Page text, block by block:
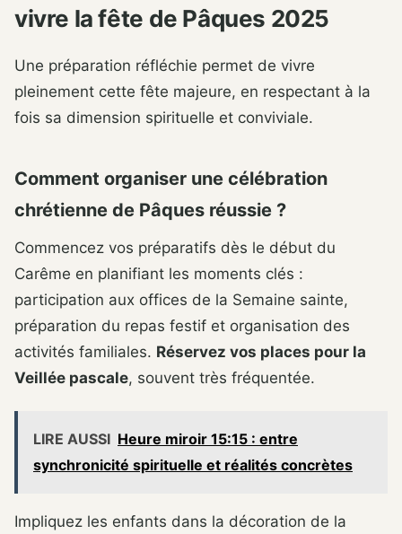
vivre la fête de Pâques 2025
Une préparation réfléchie permet de vivre
pleinement cette fête majeure, en respectant à la
fois sa dimension spirituelle et conviviale.
Comment organiser une célébration
chrétienne de Pâques réussie ?
Commencez vos préparatifs dès le début du
Carême en planifiant les moments clés :
participation aux offices de la Semaine sainte,
préparation du repas festif et organisation des
activités familiales. Réservez vos places pour la
Veillée pascale, souvent très fréquentée.
LIRE AUSSI Heure miroir 15:15 : entre
synchronicité spirituelle et réalités concrètes
Impliquez les enfants dans la décoration de la